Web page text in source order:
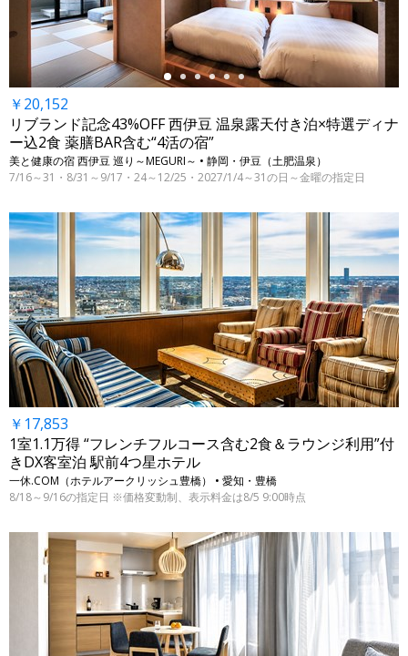
￥20,152
リブランド記念43%OFF 西伊豆 温泉露天付き泊×特選ディナ
ー込2食 薬膳BAR含む“4活の宿”
美と健康の宿 西伊豆 巡り～MEGURI～ • 静岡・伊豆（土肥温泉）
7/16～31・8/31～9/17・24～12/25・2027/1/4～31の日～金曜の指定日
￥17,853
1室1.1万得 “フレンチフルコース含む2食＆ラウンジ利用”付
きDX客室泊 駅前4つ星ホテル
一休.COM（ホテルアークリッシュ豊橋） • 愛知・豊橋
8/18～9/16の指定日 ※価格変動制、表示料金は8/5 9:00時点